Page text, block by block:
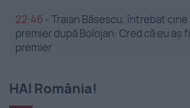
22:46 -Traian Băsescu, întrebat cine
premier după Bolojan: Cred că eu aș
premier
HAI România!